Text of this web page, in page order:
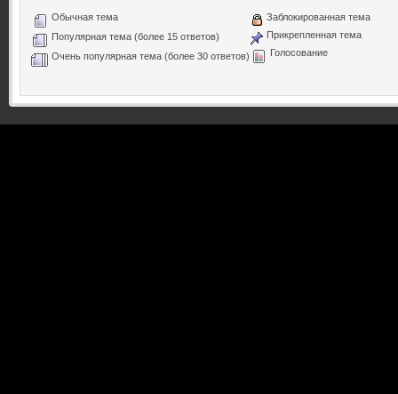
Обычная тема
Популярная тема (более 15 ответов)
Очень популярная тема (более 30 ответов)
Заблокированная тема
Прикрепленная тема
Голосование